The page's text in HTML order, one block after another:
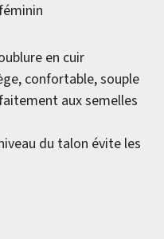
en cuir
confortable, souple
aux semelles
du talon évite les